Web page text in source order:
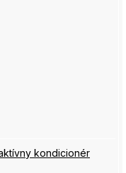
kondicionér